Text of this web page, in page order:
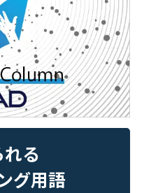
る
グ用語